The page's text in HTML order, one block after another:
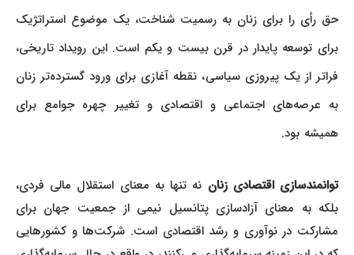
حق رأی را برای زنان به رسمیت شناخت، یک موضوع استراتژیک
برای توسعه پایدار در قرن بیست و یکم است. این رویداد تاریخی،
فراتر از یک پیروزی سیاسی، نقطه آغازی برای ورود گسترده‌تر زنان
به عرصه‌های اجتماعی و اقتصادی و تغییر چهره جوامع برای
همیشه بود.
توانمندسازی اقتصادی زنان نه تنها به معنای استقلال مالی فردی،
بلکه به معنای آزادسازی پتانسیل نیمی از جمعیت جهان برای
مشارکت در نوآوری و رشد اقتصادی است. شرکت‌ها و کشورهایی